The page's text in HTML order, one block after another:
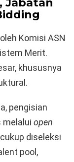
Jabatan
Komisi ASN
Merit.
khususnya
pengisian
melalui open
diseleksi
pool,